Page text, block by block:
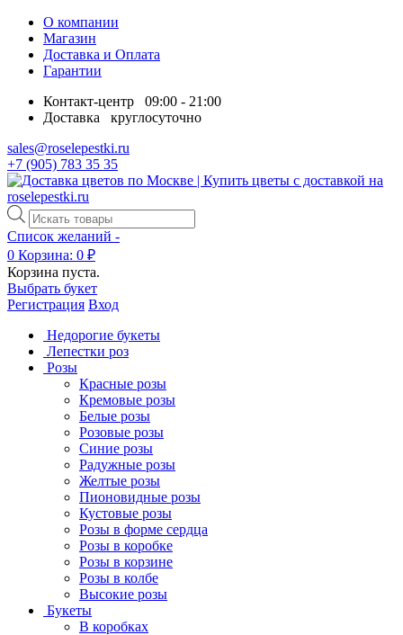
О компании
Магазин
Доставка и Оплата
Гарантии
Контакт-центр 09:00 - 21:00
Доставка круглосуточно
sales@roselepestki.ru
+7 (905) 783 35 35
Поиск
товаров
Список желаний -
0 Корзина: 0 ₽
Корзина пуста.
Выбрать букет
Регистрация Вход
Недорогие букеты
Лепестки роз
Розы
Красные розы
Кремовые розы
Белые розы
Розовые розы
Синие розы
Радужные розы
Желтые розы
Пионовидные розы
Кустовые розы
Розы в форме сердца
Розы в коробке
Розы в корзине
Розы в колбе
Высокие розы
Букеты
В коробках